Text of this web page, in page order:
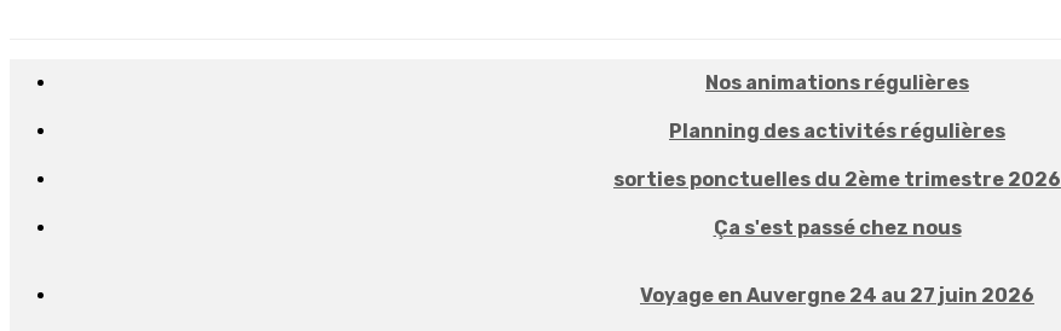
Nos animations régulières
Planning des activités régulières
sorties ponctuelles du 2ème trimestre 2026
Ça s'est passé chez nous
Voyage en Auvergne 24 au 27 juin 2026